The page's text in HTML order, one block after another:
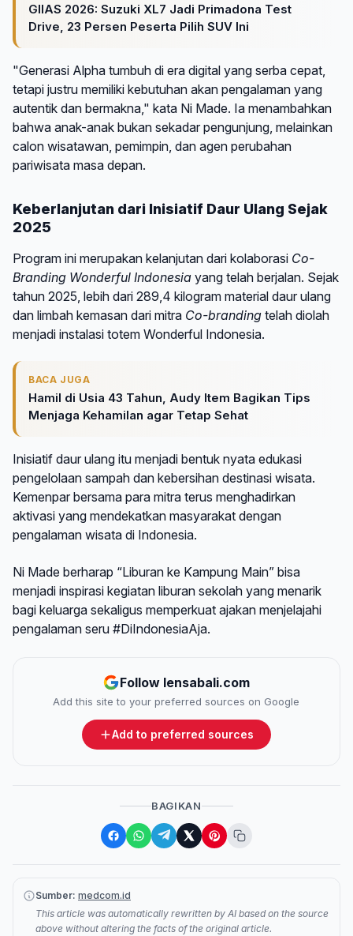
GIIAS 2026: Suzuki XL7 Jadi Primadona Test
Drive, 23 Persen Peserta Pilih SUV Ini
"Generasi Alpha tumbuh di era digital yang serba cepat,
tetapi justru memiliki kebutuhan akan pengalaman yang
autentik dan bermakna," kata Ni Made. Ia menambahkan
bahwa anak-anak bukan sekadar pengunjung, melainkan
calon wisatawan, pemimpin, dan agen perubahan
pariwisata masa depan.
Keberlanjutan dari Inisiatif Daur Ulang Sejak
2025
Program ini merupakan kelanjutan dari kolaborasi Co-
Branding Wonderful Indonesia yang telah berjalan. Sejak
tahun 2025, lebih dari 289,4 kilogram material daur ulang
dan limbah kemasan dari mitra Co-branding telah diolah
menjadi instalasi totem Wonderful Indonesia.
BACA JUGA
Hamil di Usia 43 Tahun, Audy Item Bagikan Tips
Menjaga Kehamilan agar Tetap Sehat
Inisiatif daur ulang itu menjadi bentuk nyata edukasi
pengelolaan sampah dan kebersihan destinasi wisata.
Kemenpar bersama para mitra terus menghadirkan
aktivasi yang mendekatkan masyarakat dengan
pengalaman wisata di Indonesia.
Ni Made berharap “Liburan ke Kampung Main” bisa
menjadi inspirasi kegiatan liburan sekolah yang menarik
bagi keluarga sekaligus memperkuat ajakan menjelajahi
pengalaman seru #DiIndonesiaAja.
Follow lensabali.com
Add this site to your preferred sources on Google
Add to preferred sources
BAGIKAN
Sumber: medcom.id
This article was automatically rewritten by AI based on the source
above without altering the facts of the original article.